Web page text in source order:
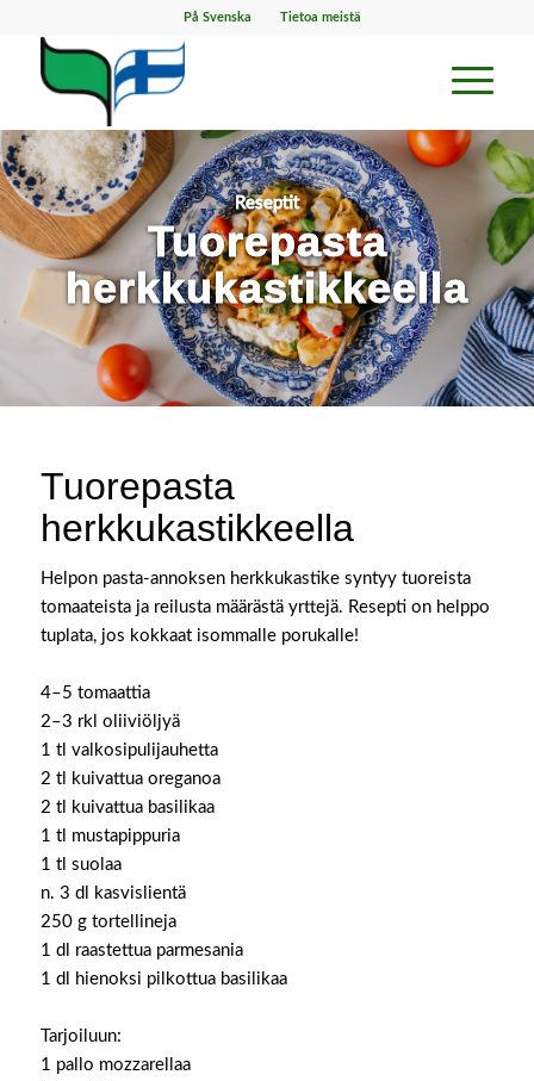
På Svenska Tietoa meistä
Reseptit
Tuorepasta
herkkukastikkeella
Tuorepasta
herkkukastikkeella
Helpon pasta-annoksen herkkukastike syntyy tuoreista
tomaateista ja reilusta määrästä yrttejä. Resepti on helppo
tuplata, jos kokkaat isommalle porukalle! ⁠
4–5 tomaattia ⁠
2–3 rkl oliiviöljyä ⁠
1 tl valkosipulijauhetta ⁠
2 tl kuivattua oreganoa ⁠
2 tl kuivattua basilikaa ⁠
1 tl mustapippuria ⁠
1 tl suolaa ⁠
n. 3 dl kasvislientä ⁠
250 g tortellineja ⁠
1 dl raastettua parmesania ⁠
1 dl hienoksi pilkottua basilikaa ⁠
Tarjoiluun: ⁠
1 pallo mozzarellaa ⁠